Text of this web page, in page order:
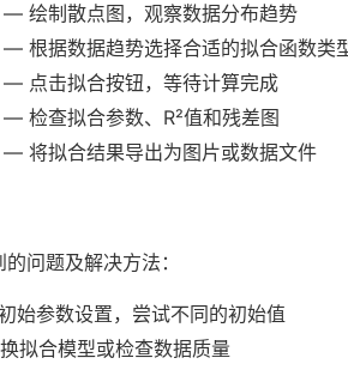
— 绘制散点图，观察数据分布趋势
— 根据数据趋势选择合适的拟合函数类
— 点击拟合按钮，等待计算完成
— 检查拟合参数、R²值和残差图
— 将拟合结果导出为图片或数据文件
问题及解决方法：
始参数设置，尝试不同的初始值
拟合模型或检查数据质量